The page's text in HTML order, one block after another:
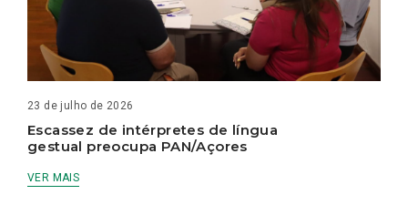
23 de julho de 2026
Escassez de intérpretes de língua
gestual preocupa PAN/Açores
VER MAIS